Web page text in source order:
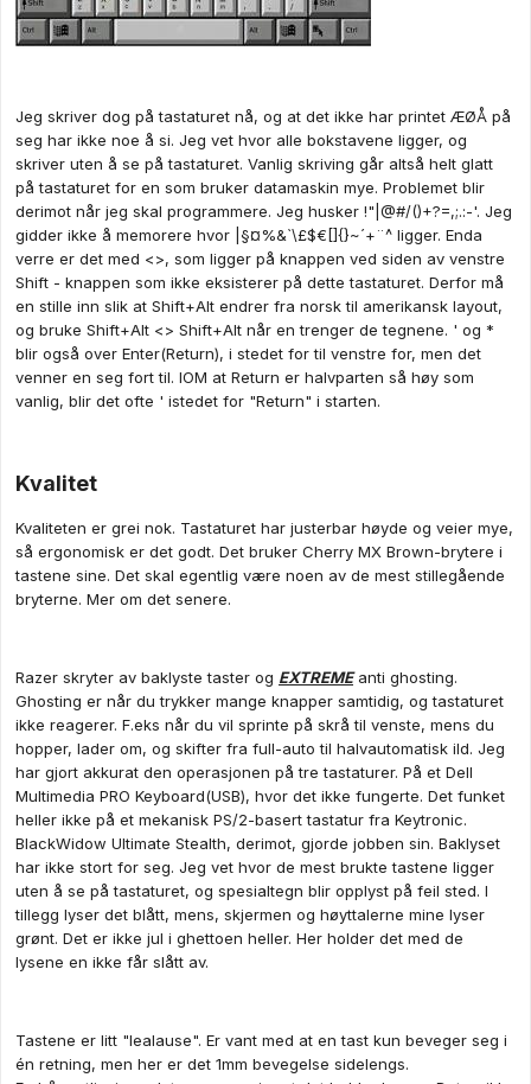
Jeg skriver dog på tastaturet nå, og at det ikke har printet ÆØÅ på
seg har ikke noe å si. Jeg vet hvor alle bokstavene ligger, og
skriver uten å se på tastaturet. Vanlig skriving går altså helt glatt
på tastaturet for en som bruker datamaskin mye. Problemet blir
derimot når jeg skal programmere. Jeg husker !"|@#/()+?=,;.:-'. Jeg
gidder ikke å memorere hvor |§¤%&`\£$€[]{}~´+¨^ ligger. Enda
verre er det med <>, som ligger på knappen ved siden av venstre
Shift - knappen som ikke eksisterer på dette tastaturet. Derfor må
en stille inn slik at Shift+Alt endrer fra norsk til amerikansk layout,
og bruke Shift+Alt <> Shift+Alt når en trenger de tegnene. ' og *
blir også over Enter(Return), i stedet for til venstre for, men det
venner en seg fort til. IOM at Return er halvparten så høy som
vanlig, blir det ofte ' istedet for "Return" i starten.
Kvalitet
Kvaliteten er grei nok. Tastaturet har justerbar høyde og veier mye,
så ergonomisk er det godt. Det bruker Cherry MX Brown-brytere i
tastene sine. Det skal egentlig være noen av de mest stillegående
bryterne. Mer om det senere.
Razer skryter av baklyste taster og EXTREMEanti ghosting.
Ghosting er når du trykker mange knapper samtidig, og tastaturet
ikke reagerer. F.eks når du vil sprinte på skrå til venste, mens du
hopper, lader om, og skifter fra full-auto til halvautomatisk ild. Jeg
har gjort akkurat den operasjonen på tre tastaturer. På et Dell
Multimedia PRO Keyboard(USB), hvor det ikke fungerte. Det funket
heller ikke på et mekanisk PS/2-basert tastatur fra Keytronic.
BlackWidow Ultimate Stealth, derimot, gjorde jobben sin. Baklyset
har ikke stort for seg. Jeg vet hvor de mest brukte tastene ligger
uten å se på tastaturet, og spesialtegn blir opplyst på feil sted. I
tillegg lyser det blått, mens, skjermen og høyttalerne mine lyser
grønt. Det er ikke jul i ghettoen heller. Her holder det med de
lysene en ikke får slått av.
Tastene er litt "lealause". Er vant med at en tast kun beveger seg i
én retning, men her er det 1mm bevegelse sidelengs.